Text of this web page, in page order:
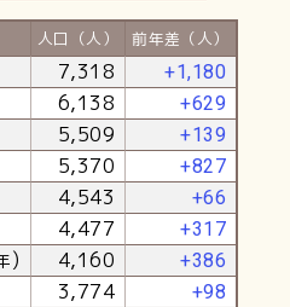
人口（人） 前年差（人）
7,318 +1,180
6,138 +629
5,509 +139
5,370 +827
4,543 +66
4,477 +317
) 4,160 +386
3,774 +98